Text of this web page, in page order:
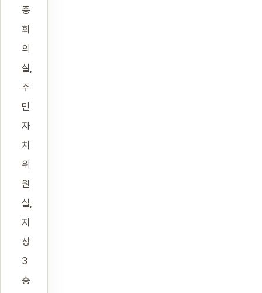
중
회
의
실,
주
민
자
치
위
원
실,
지
상
3
층